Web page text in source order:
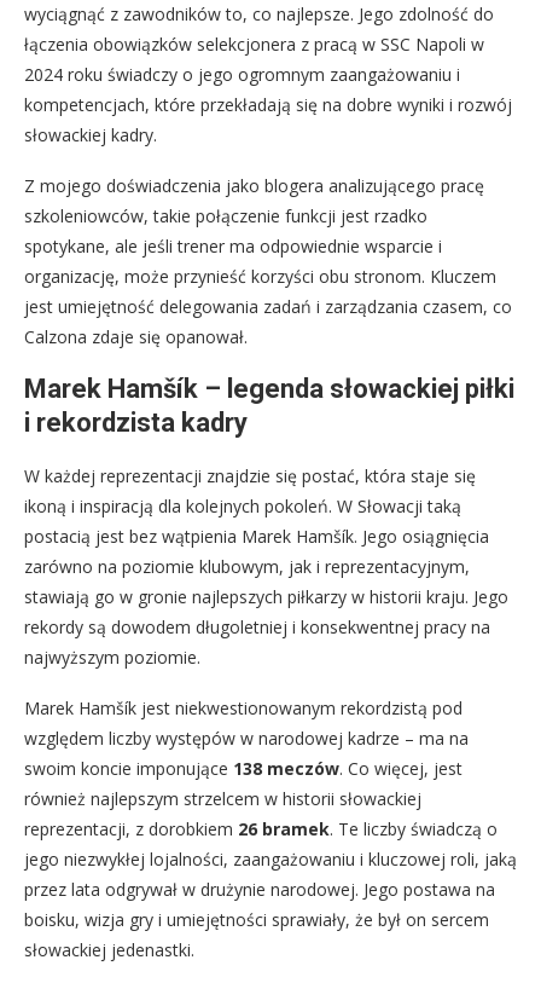
wyciągnąć z zawodników to, co najlepsze. Jego zdolność do
łączenia obowiązków selekcjonera z pracą w SSC Napoli w
2024 roku świadczy o jego ogromnym zaangażowaniu i
kompetencjach, które przekładają się na dobre wyniki i rozwój
słowackiej kadry.
Z mojego doświadczenia jako blogera analizującego pracę
szkoleniowców, takie połączenie funkcji jest rzadko
spotykane, ale jeśli trener ma odpowiednie wsparcie i
organizację, może przynieść korzyści obu stronom. Kluczem
jest umiejętność delegowania zadań i zarządzania czasem, co
Calzona zdaje się opanował.
Marek Hamšík – legenda słowackiej piłki
i rekordzista kadry
W każdej reprezentacji znajdzie się postać, która staje się
ikoną i inspiracją dla kolejnych pokoleń. W Słowacji taką
postacią jest bez wątpienia Marek Hamšík. Jego osiągnięcia
zarówno na poziomie klubowym, jak i reprezentacyjnym,
stawiają go w gronie najlepszych piłkarzy w historii kraju. Jego
rekordy są dowodem długoletniej i konsekwentnej pracy na
najwyższym poziomie.
Marek Hamšík jest niekwestionowanym rekordzistą pod
względem liczby występów w narodowej kadrze – ma na
swoim koncie imponujące 138 meczów. Co więcej, jest
również najlepszym strzelcem w historii słowackiej
reprezentacji, z dorobkiem 26 bramek. Te liczby świadczą o
jego niezwykłej lojalności, zaangażowaniu i kluczowej roli, jaką
przez lata odgrywał w drużynie narodowej. Jego postawa na
boisku, wizja gry i umiejętności sprawiały, że był on sercem
słowackiej jedenastki.